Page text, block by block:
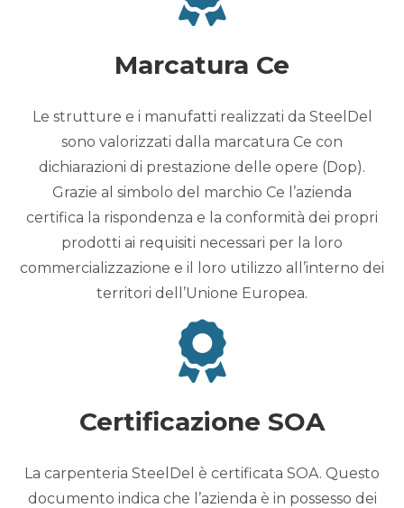
Marcatura Ce
Le strutture e i manufatti realizzati da SteelDel
sono valorizzati dalla marcatura Ce con
dichiarazioni di prestazione delle opere (Dop).
Grazie al simbolo del marchio Ce l’azienda
certifica la rispondenza e la conformità dei propri
prodotti ai requisiti necessari per la loro
commercializzazione e il loro utilizzo all’interno dei
territori dell’Unione Europea.
Certificazione SOA
La carpenteria SteelDel è certificata SOA. Questo
documento indica che l’azienda è in possesso dei